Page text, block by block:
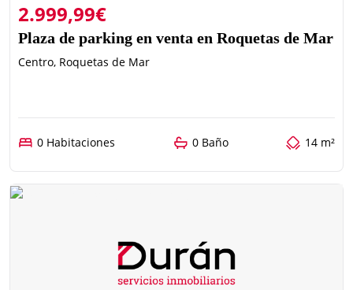
2.999,99€
Plaza de parking en venta en Roquetas de Mar
Centro, Roquetas de Mar
0 Habitaciones 0 Baño 14 m²